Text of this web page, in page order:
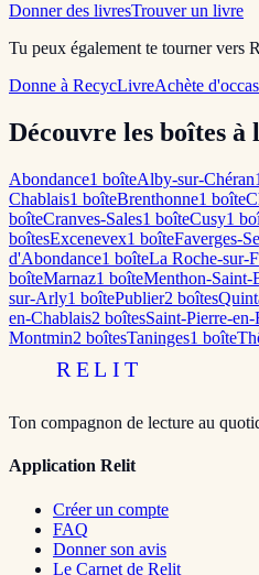
Donner des livresTrouver un livre
Tu peux également te tourner vers
Donne à RecycLivreAchète
Découvre les boîtes à
Abondance1 boîteAlby-sur-Chéran1
Chablais1 boîteBrenthonne1 boîte
boîteCranves-Sales1 boîteCusy1
boîtesExcenevex1 boîteFaverges-
d'Abondance1 boîteLa Roche-sur-
boîteMarnaz1 boîteMenthon-Saint-
sur-Arly1 boîtePublier2 boîtes
en-Chablais2 boîtesSaint-Pierre-
Montmin2 boîtesTaninges1 boîte
RELIT
Ton compagnon de lecture au
Application Relit
Créer un compte
FAQ
Donner son avis
Le Carnet de Relit